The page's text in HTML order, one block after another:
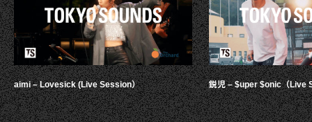
aimi – Lovesick (Live Session） 鋭児 – $uper $onic（Live